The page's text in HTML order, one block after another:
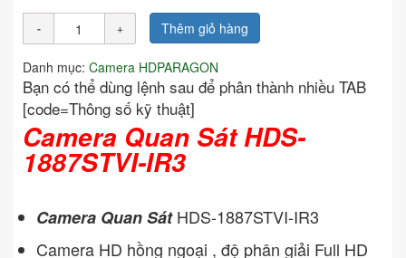
Thêm giỏ hàng
Danh mục: Camera HDPARAGON
Bạn có thể dùng lệnh sau để phân thành nhiều TAB
[code=Thông số kỹ thuật]
Camera Quan Sát HDS-
1887STVI-IR3
Camera Quan SátHDS-1887STVI-IR3
Camera HD hồng ngoại , độ phân giải Full HD